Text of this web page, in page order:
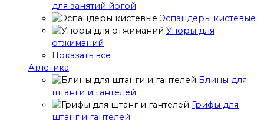
для занятий йогой
Эспандеры кистевые
Упоры для
отжиманий
Показать все
Атлетика
Блины для
штанги и гантелей
Грифы для
штанг и гантелей